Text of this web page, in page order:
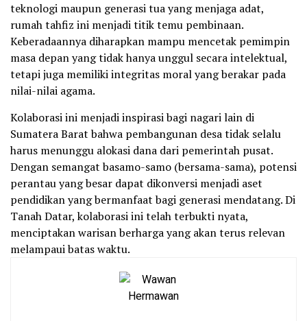
teknologi maupun generasi tua yang menjaga adat,
rumah tahfiz ini menjadi titik temu pembinaan.
Keberadaannya diharapkan mampu mencetak pemimpin
masa depan yang tidak hanya unggul secara intelektual,
tetapi juga memiliki integritas moral yang berakar pada
nilai-nilai agama.
Kolaborasi ini menjadi inspirasi bagi nagari lain di
Sumatera Barat bahwa pembangunan desa tidak selalu
harus menunggu alokasi dana dari pemerintah pusat.
Dengan semangat basamo-samo (bersama-sama), potensi
perantau yang besar dapat dikonversi menjadi aset
pendidikan yang bermanfaat bagi generasi mendatang. Di
Tanah Datar, kolaborasi ini telah terbukti nyata,
menciptakan warisan berharga yang akan terus relevan
melampaui batas waktu.